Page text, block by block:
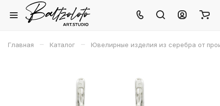
Главная – Каталог – Ювелирные изделия из серебра от